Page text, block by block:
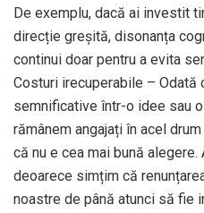
De exemplu, dacă ai investit
direcție greșită, disonanța
continui doar pentru a evita
Costuri irecuperabile – Odată
semnificative într-o idee sau
rămânem angajați în acel
că nu e cea mai bună
deoarece simțim că
noastre de până atunci să fie